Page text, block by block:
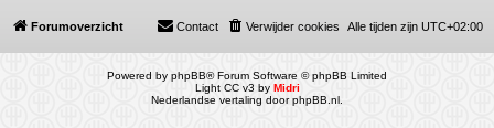
Forumoverzicht Alle tijden zijn UTC+02:00
Verwijder cookies
Contact
Powered by phpBB® Forum Software © phpBB Limited
Light CC v3 by Midri
Nederlandse vertaling doorphpBB.nl